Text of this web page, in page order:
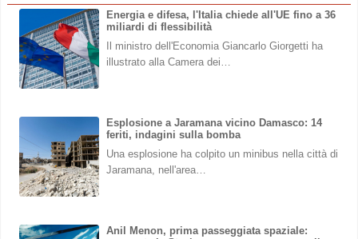
Energia e difesa, l'Italia chiede all'UE fino a 36
miliardi di flessibilità
Il ministro dell'Economia Giancarlo Giorgetti ha
illustrato alla Camera dei…
Esplosione a Jaramana vicino Damasco: 14
feriti, indagini sulla bomba
Una esplosione ha colpito un minibus nella città di
Jaramana, nell'area…
Anil Menon, prima passeggiata spaziale: